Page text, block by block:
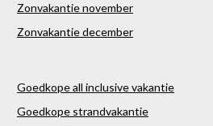
Zonvakantie november
Zonvakantie december
Goedkope all inclusive vakantie
Goedkope strandvakantie